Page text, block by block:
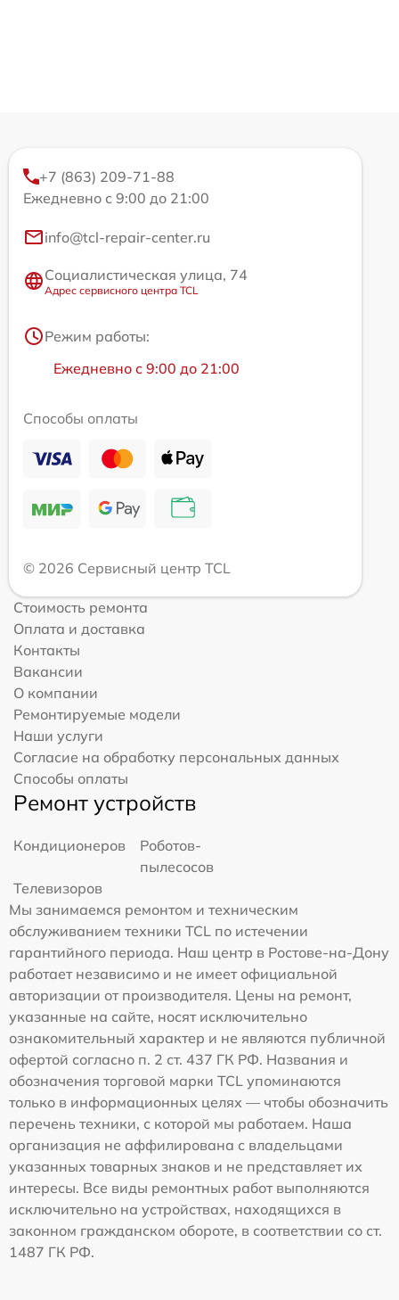
+7 (863) 209-71-88
Ежедневно с 9:00 до 21:00
info@tcl-repair-center.ru
Социалистическая улица, 74
Адрес сервисного центра TCL
Режим работы:
Ежедневно с 9:00 до 21:00
Способы оплаты
© 2026 Сервисный центр TCL
Стоимость ремонта
Оплата и доставка
Контакты
Вакансии
О компании
Ремонтируемые модели
Наши услуги
Согласие на обработку персональных данных
Способы оплаты
Ремонт устройств
Кондиционеров
Роботов-
пылесосов
Телевизоров
Мы занимаемся ремонтом и техническим
обслуживанием техники TCL по истечении
гарантийного периода. Наш центр в Ростове-на-Дону
работает независимо и не имеет официальной
авторизации от производителя. Цены на ремонт,
указанные на сайте, носят исключительно
ознакомительный характер и не являются публичной
офертой согласно п. 2 ст. 437 ГК РФ. Названия и
обозначения торговой марки TCL упоминаются
только в информационных целях — чтобы обозначить
перечень техники, с которой мы работаем. Наша
организация не аффилирована с владельцами
указанных товарных знаков и не представляет их
интересы. Все виды ремонтных работ выполняются
исключительно на устройствах, находящихся в
законном гражданском обороте, в соответствии со ст.
1487 ГК РФ.